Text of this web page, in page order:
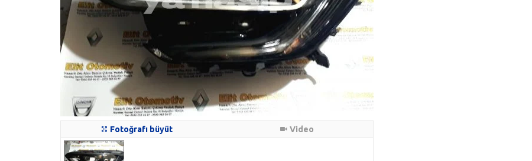
Fotoğrafı büyüt Video